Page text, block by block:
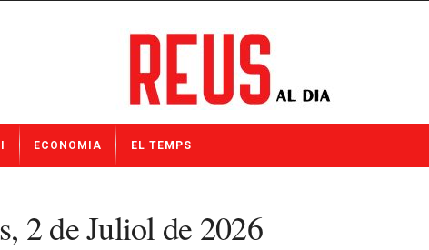
ECONOMIA EL TEMPS
2 de Juliol de 2026